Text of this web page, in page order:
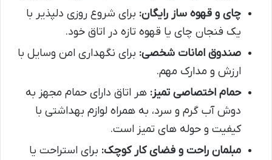
چای و قهوه ساز رایگان: برای شروع روزی دلپذیر با
یک فنجان چای یا قهوه تازه در اتاق خود.
صندوق امانات شخصی: برای نگهداری امن وسایل با
ارزش و مدارک مهم.
حمام اختصاصی تمیز: هر اتاق دارای حمام مجهز به
دوش آب گرم و سرد، به همراه لوازم بهداشتی با
کیفیت و حوله های تمیز است.
مبلمان راحت و فضای کار کوچک: برای استراحت یا